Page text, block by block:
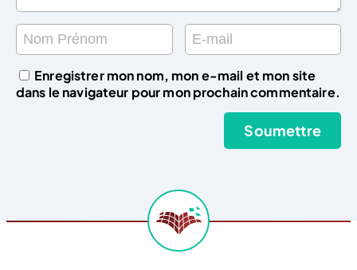
Enregistrer mon nom, mon e-mail et mon site
dans le navigateur pour mon prochain commentaire.